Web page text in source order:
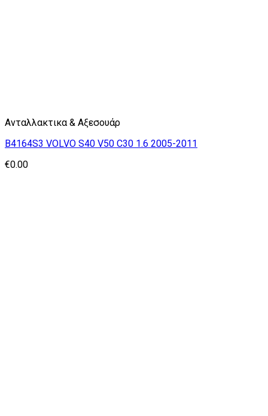
Ανταλλακτικα & Αξεσουάρ
B4164S3 VOLVO S40 V50 C30 1.6 2005-2011
€0.00